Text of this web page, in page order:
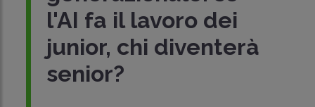
l'AI fa il lavoro dei
junior, chi diventerà
senior?